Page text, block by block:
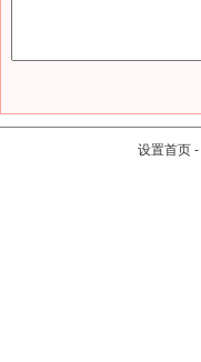
设置首页 -